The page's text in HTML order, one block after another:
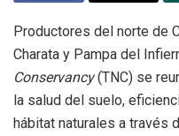
Productores del norte de
Charata y Pampa del
Conservancy(TNC) se
la salud del suelo,
hábitat naturales a través